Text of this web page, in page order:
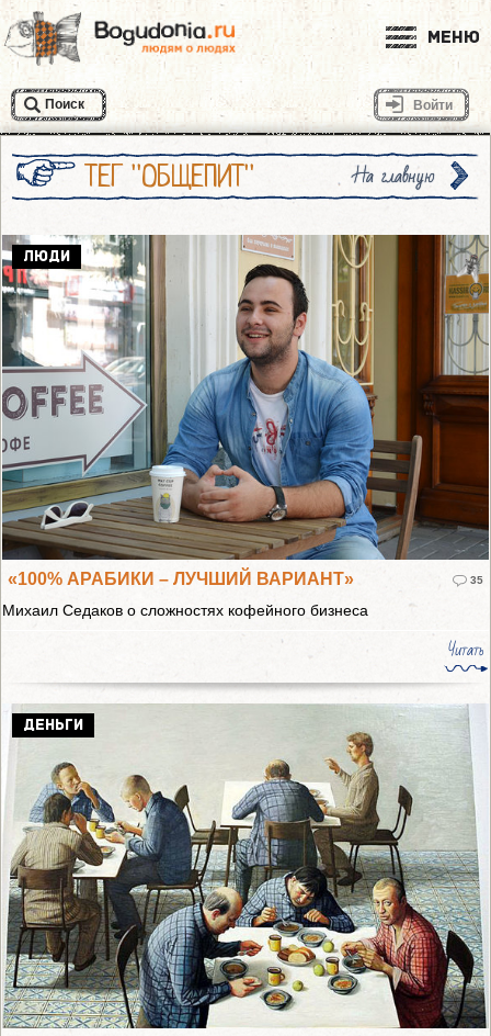
Меню
Поиск Войти
ТЕГ "ОБЩЕПИТ" На главную
ЛЮДИ
«100% АРАБИКИ – ЛУЧШИЙ ВАРИАНТ» 35
Михаил Седаков о сложностях кофейного бизнеса
Читать
ДЕНЬГИ